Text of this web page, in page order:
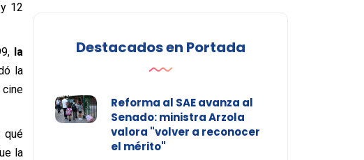
12
la
la
cine
qué
la
Destacados en Portada
Reforma al SAE avanza al
Senado: ministra Arzola
valora "volver a reconocer
el mérito"